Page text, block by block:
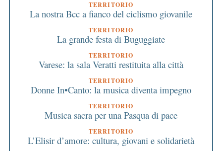
TERRITORIO
La nostra Bcc a fianco del ciclismo giovanile
TERRITORIO
La grande festa di Buguggiate
TERRITORIO
Varese: la sala Veratti restituita alla città
TERRITORIO
Donne In•Canto: la musica diventa impegno
TERRITORIO
Musica sacra per una Pasqua di pace
TERRITORIO
L’Elisir d’amore: cultura, giovani e solidarietà